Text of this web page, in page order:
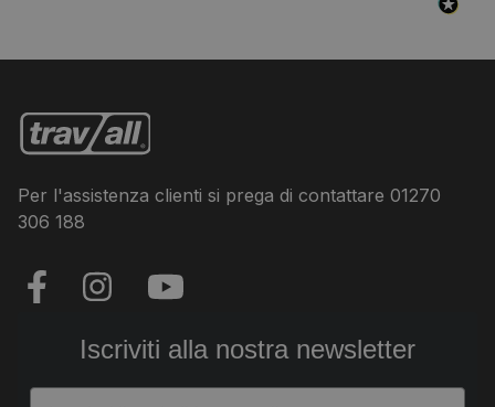
Per l'assistenza clienti si prega di contattare 01270
306 188
Iscriviti alla nostra newsletter
Email